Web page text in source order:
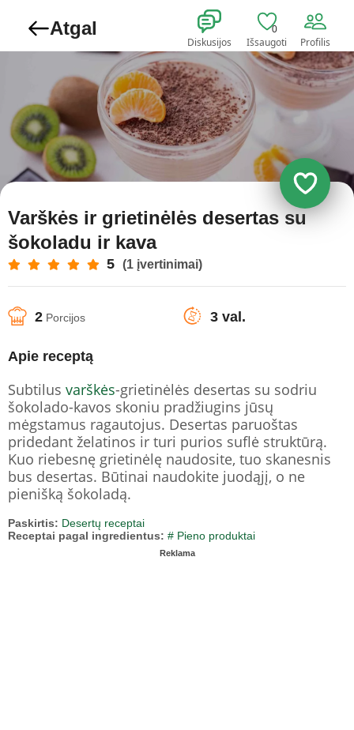
Atgal
Diskusijos
0
Išsaugoti Profilis
Varškės ir grietinėlės desertas su
šokoladu ir kava
5 (1 įvertinimai)
2 Porcijos 3 val.
Apie receptą
Subtilus varškės-grietinėlės desertas su sodriu
šokolado-kavos skoniu pradžiugins jūsų
mėgstamus ragautojus. Desertas paruoštas
pridedant želatinos ir turi purios suflė struktūrą.
Kuo riebesnę grietinėlę naudosite, tuo skanesnis
bus desertas. Būtinai naudokite juodąjį, o ne
pienišką šokoladą.
Paskirtis: Desertų receptai
Receptai pagal ingredientus: # Pieno produktai
Reklama